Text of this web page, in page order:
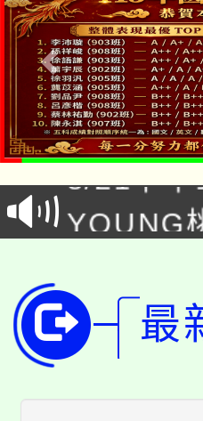
「本色
場熱烈登
8/21下午
徵才活動
YOUNG
開!
115年桃
田徑場及
桃園市低
視費優惠
最